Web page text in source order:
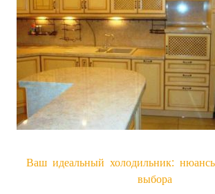
Ваш идеальный холодильник:
выбора